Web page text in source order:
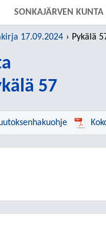
SONKAJÄRVEN KUNTA
17.09.2024 Pykälä
57